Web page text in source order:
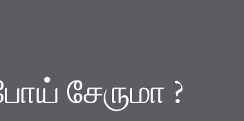
சேருமா ?